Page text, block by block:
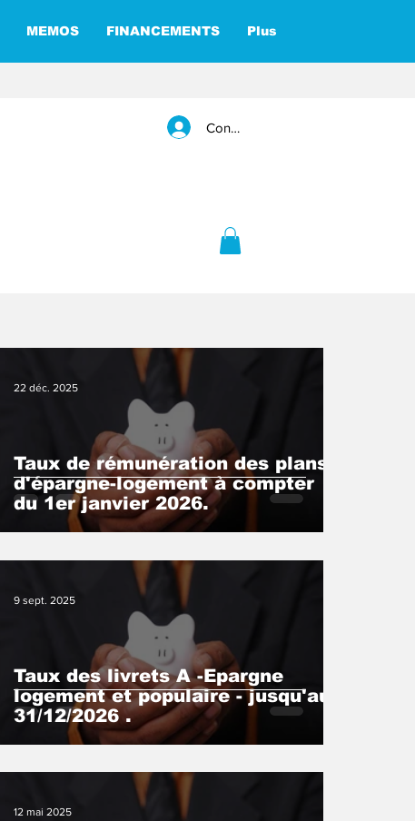
MEMOS FINANCEMENTS Plus
Connexion
Taux de rémunération des plans
d'épargne-logement à compter
du 1er janvier 2026.
22 déc. 2025
Taux des livrets A -Epargne
logement et populaire - jusqu'au
31/12/2026 .
9 sept. 2025
12 mai 2025